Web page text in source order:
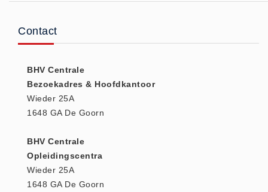
Geneesmiddelen (0)
Huidverzorging (5)
Overige (1)
Spieren en gewrichten (0)
Teken - Beten sets (5)
Eerste Hulp Paneel
Eerste Hulp Paneel (0)
Evacuatie
Contact
BHV Centrale
Bezoekadres & Hoofdkantoor
Wieder 25A
1648 GA De Goorn
BHV Centrale
Opleidingscentra
Wieder 25A
1648 GA De Goorn